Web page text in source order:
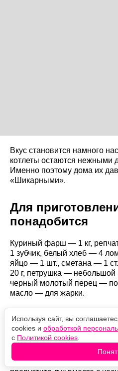
Вкус становится намного
котлеты остаются нежными
Именно поэтому дома их
«Шикарными».
Для
понадобится
Куриный фарш — 1 кг,
1 зубчик, белый хлеб — 4
яйцо — 1 шт., сметана — 1
20 г, петрушка — небольшой
черный молотый перец — по
масло — для жарки.
Как готовить
Лук нарежьте
масле до золотистого
чеснок и готовьте еще
Используя сайт, вы
cookies и обработкой
с Политикой cookies